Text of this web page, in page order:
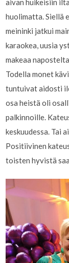
huolimatta. Siellä
meininki jatkui
karaokea, uusia
makeaa
Todella monet
tuntuivat aidosti
osa heistä oli
palkinnoille.
keskuudessa. Tai
Positiivinen
toisten hyvistä